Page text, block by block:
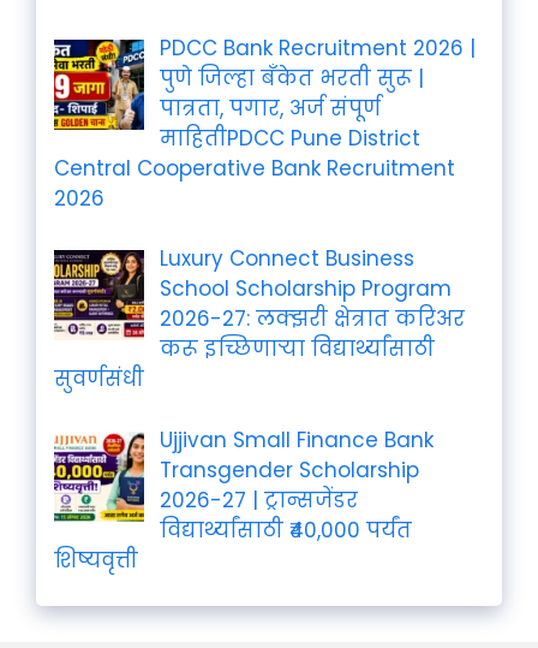
PDCC Bank Recruitment 2026 |
पुणे जिल्हा बँकेत भरती सुरू |
पात्रता, पगार, अर्ज संपूर्ण
माहितीPDCC Pune District
Central Cooperative Bank Recruitment
2026
Luxury Connect Business
School Scholarship Program
2026-27: लक्झरी क्षेत्रात करिअर
करू इच्छिणाऱ्या विद्यार्थ्यांसाठी
सुवर्णसंधी
Ujjivan Small Finance Bank
Transgender Scholarship
2026-27 | ट्रान्सजेंडर
विद्यार्थ्यांसाठी ₹40,000 पर्यंत
शिष्यवृत्ती